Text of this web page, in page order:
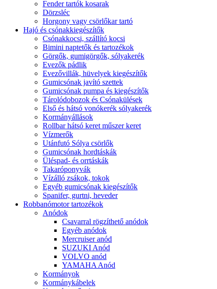
Fender tartók kosarak
Dörzsléc
Horgony vagy csörlőkar tartó
Hajó és csónakkiegészítők
Csónakkocsi, szállító kocsi
Bimini naptetők és tartozékok
Görgők, gumigörgők, sólyakerék
Evezők pádlik
Evezővillák, hüvelyek kiegészítők
Gumicsónak javító szettek
Gumicsónak pumpa és kiegészítők
Tárolódobozok és Csónakülések
Első és hátsó vonókerék sólyakerék
Kormányállások
Rollbar hátsó keret műszer keret
Vízmerők
Utánfutó Sólya csörlők
Gumicsónak hordtáskák
Üléspad- és orrtáskák
Takaróponyvák
Vízálló zsákok, tokok
Egyéb gumicsónak kiegészítők
Spanifer, gurtni, heveder
Robbanómotor tartozékok
Anódok
Csavarral rögzíthető anódok
Egyéb anódok
Mercruiser anód
SUZUKI Anód
VOLVO anód
YAMAHA Anód
Kormányok
Kormánykábelek